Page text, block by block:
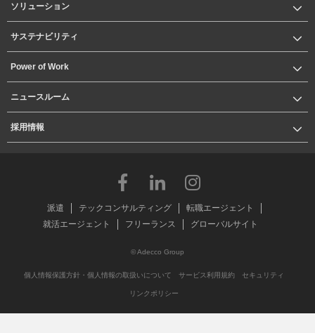
ソリューション
サステナビリティ
Power of Work
ニュースルーム
採用情報
派遣 テックコンサルティング
転職エージェント
就活エージェント
フリーランス グローバルサイト
© Adecco Group
個人情報保護方針・個人情報の取扱いについて サービス利用規約 セキュリティ
リンクポリシー